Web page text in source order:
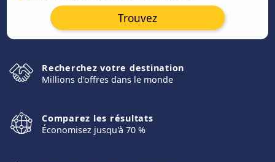
Trouvez
Recherchez votre destination
Millions d'offres dans le monde
Comparez les résultats
Économisez jusqu'à 70 %